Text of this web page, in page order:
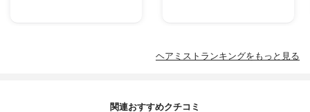
ヘアミストランキングをもっと見る
関連おすすめクチコミ